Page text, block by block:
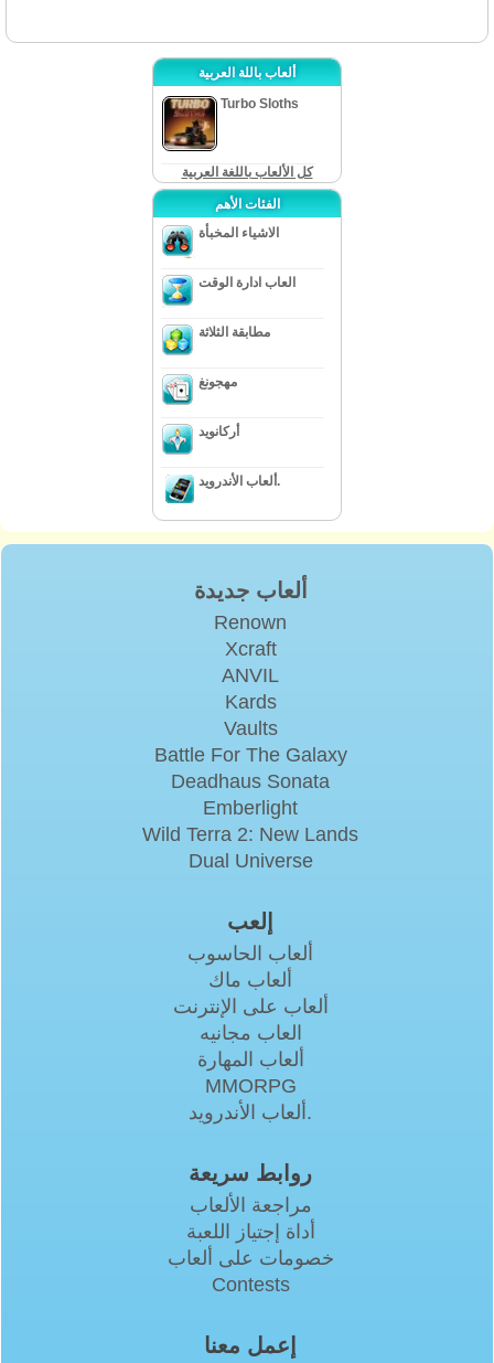
ألعاب باللة العربية
Turbo Sloths
كل الألعاب باللغة العربية
الفئات الأهم
الاشياء المخبأة
العاب ادارة الوقت
مطابقة الثلاثة
مهجونغ
أركانويد
ألعاب الأندرويد.
ألعاب جديدة
Renown
Xcraft
ANVIL
Kards
Vaults
Battle For The Galaxy
Deadhaus Sonata
Emberlight
Wild Terra 2: New Lands
Dual Universe
إلعب
ألعاب الحاسوب
ألعاب ماك
ألعاب على الإنترنت
العاب مجانيه
ألعاب المهارة
MMORPG
ألعاب الأندرويد.
روابط سريعة
مراجعة الألعاب
أداة إجتياز اللعبة
خصومات على ألعاب
Contests
إعمل معنا